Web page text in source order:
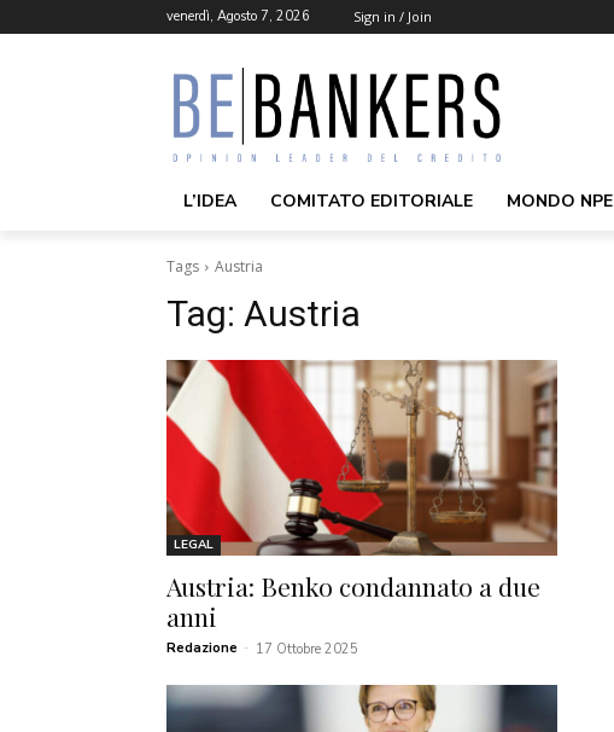
venerdì, Agosto 7, 2026 Sign in / Join
L’IDEA COMITATO EDITORIALE MONDO NPE
Tags Austria
Tag: Austria
LEGAL
Austria: Benko condannato a due
anni
Redazione - 17 Ottobre 2025